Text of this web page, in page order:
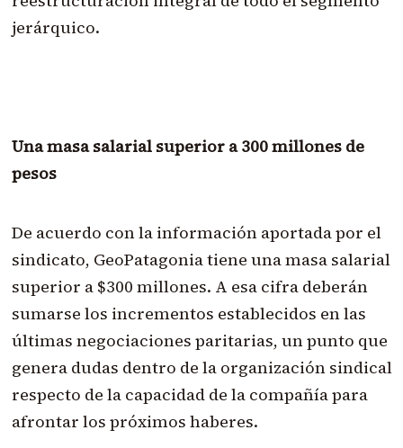
jerárquico.
Una masa salarial superior a 300 millones de
pesos
De acuerdo con la información aportada por el
sindicato, GeoPatagonia tiene una masa salarial
superior a $300 millones. A esa cifra deberán
sumarse los incrementos establecidos en las
últimas negociaciones paritarias, un punto que
genera dudas dentro de la organización sindical
respecto de la capacidad de la compañía para
afrontar los próximos haberes.